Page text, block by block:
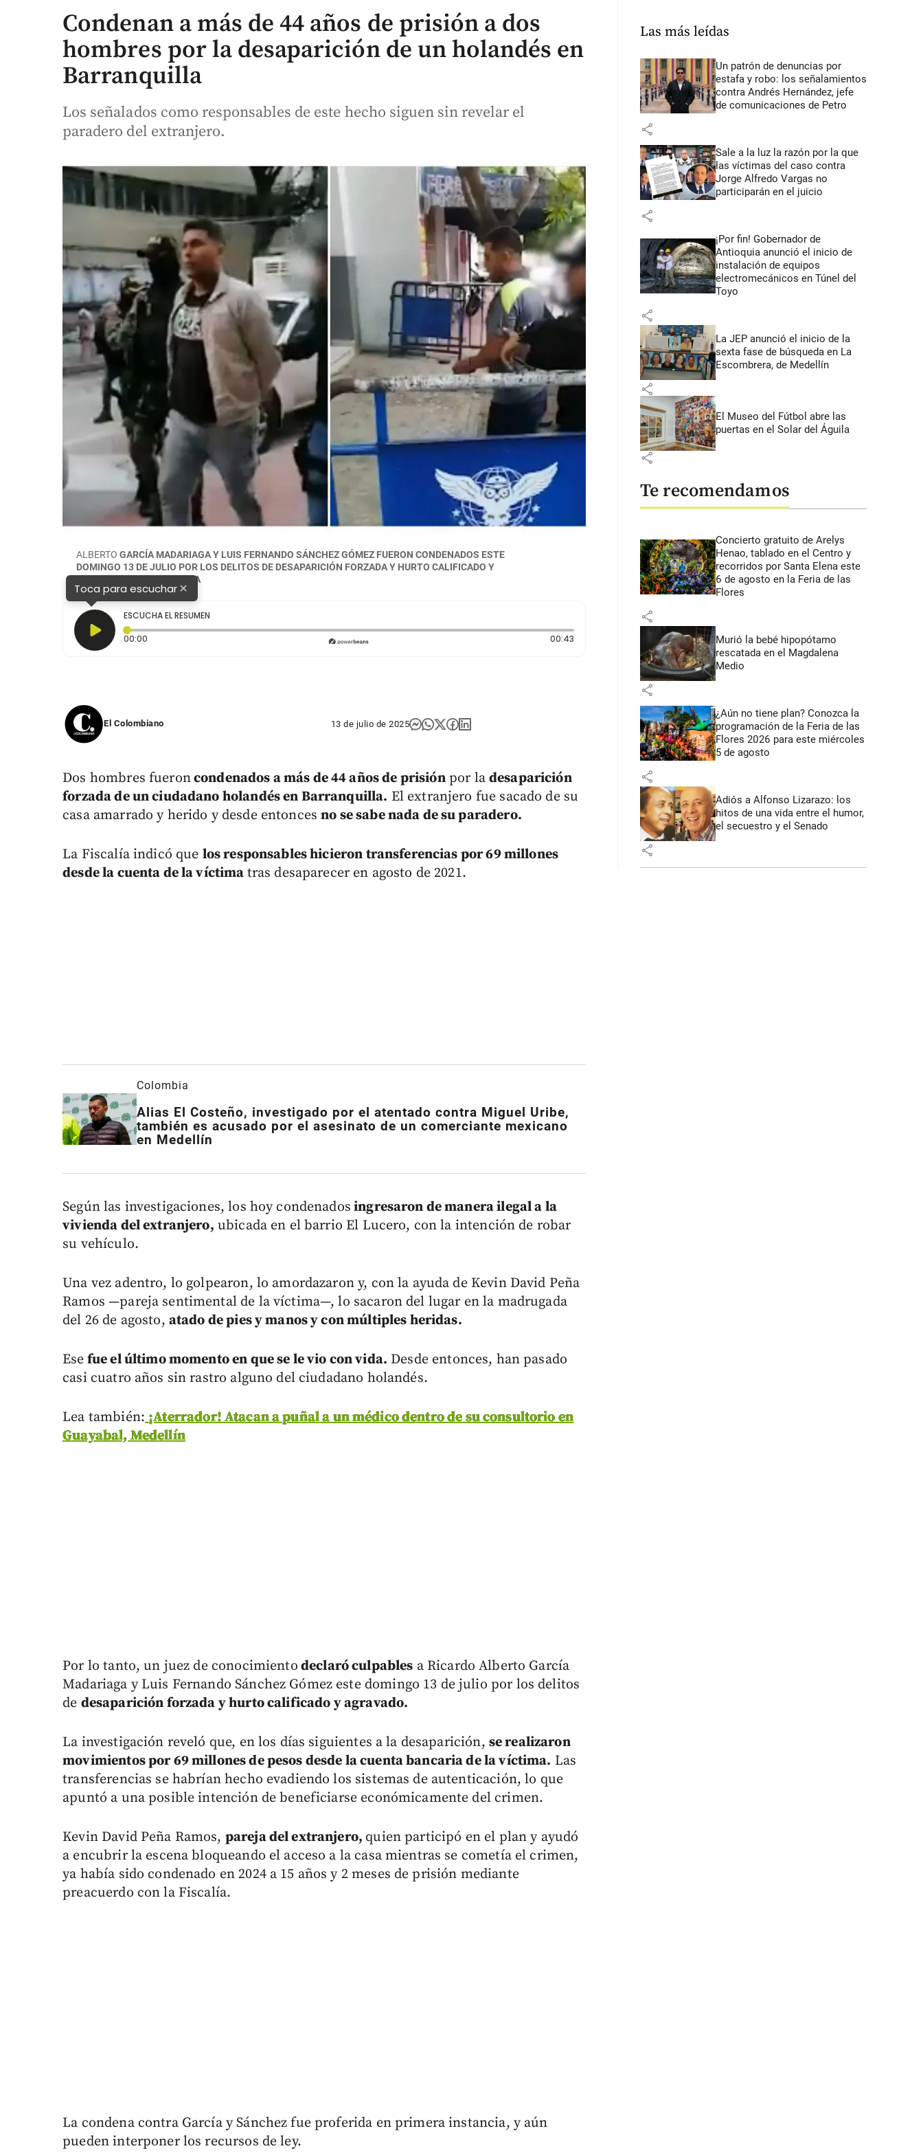
Condenan a más de 44 años de prisión a dos
hombres por la desaparición de un holandés en
Barranquilla
Los señalados como responsables de este hecho siguen sin revelar el
paradero del extranjero.
ALBERTO GARCÍA MADARIAGA Y LUIS FERNANDO SÁNCHEZ GÓMEZ FUERON CONDENADOS ESTE
DOMINGO 13 DE JULIO POR LOS DELITOS DE DESAPARICIÓN FORZADA Y HURTO CALIFICADO Y
AGRAVADO. FOTO: FISCALIA
Toca para escuchar×
ESCUCHA EL RESUMEN
00:00
00:43Duración: 43 segundos
El Colombiano 13 de julio de 2025
Dos hombres fueroncondenados a más de 44 años de prisiónpor la desaparición
forzada de un ciudadano holandés en Barranquilla. El extranjero fue sacado de su
casa amarrado y herido y desde entoncesno se sabe nada de su paradero.
La Fiscalía indicó que los responsables hicieron transferencias por 69 millones
desde la cuenta de la víctima tras desaparecer en agosto de 2021.
Colombia
Alias El Costeño, investigado por el atentado contra Miguel Uribe,
también es acusado por el asesinato de un comerciante mexicano
en Medellín
Según las investigaciones, los hoy condenados ingresaron de manera ilegal a la
vivienda del extranjero, ubicada en el barrio El Lucero, con la intención de robar
su vehículo.
Una vez adentro, lo golpearon, lo amordazaron y, con la ayuda de Kevin David Peña
Ramos —pareja sentimental de la víctima—, lo sacaron del lugar en la madrugada
del 26 de agosto, atado de pies y manos y con múltiples heridas.
Ese fue el último momento en que se le vio con vida. Desde entonces, han pasado
casi cuatro años sin rastro alguno del ciudadano holandés.
Lea también: ¡Aterrador! Atacan a puñal a un médico dentro de su consultorio en
Guayabal, Medellín
Por lo tanto, un juez de conocimiento declaró culpables a Ricardo Alberto García
Madariaga y Luis Fernando Sánchez Gómez este domingo 13 de julio por los delitos
de desaparición forzada y hurto calificado y agravado.
La investigación reveló que, en los días siguientes a la desaparición, se realizaron
movimientos por 69 millones de pesos desde la cuenta bancaria de la víctima. Las
transferencias se habrían hecho evadiendo los sistemas de autenticación, lo que
apuntó a una posible intención de beneficiarse económicamente del crimen.
Kevin David Peña Ramos, pareja del extranjero, quien participó en el plan y ayudó
a encubrir la escena bloqueando el acceso a la casa mientras se cometía el crimen,
ya había sido condenado en 2024 a 15 años y 2 meses de prisión mediante
preacuerdo con la Fiscalía.
La condena contra García y Sánchez fue proferida en primera instancia, y aún
pueden interponer los recursos de ley.
Las más leídas
Un patrón de denuncias por
estafa y robo: los señalamientos
contra Andrés Hernández, jefe
de comunicaciones de Petro
share
Sale a la luz la razón por la que
las víctimas del caso contra
Jorge Alfredo Vargas no
participarán en el juicio
share
¡Por fin! Gobernador de
Antioquia anunció el inicio de
instalación de equipos
electromecánicos en Túnel del
Toyo
share
La JEP anunció el inicio de la
sexta fase de búsqueda en La
Escombrera, de Medellín
share
El Museo del Fútbol abre las
puertas en el Solar del Águila
share
Te recomendamos
Concierto gratuito de Arelys
Henao, tablado en el Centro y
recorridos por Santa Elena este
6 de agosto en la Feria de las
Flores
share
Murió la bebé hipopótamo
rescatada en el Magdalena
Medio
share
¿Aún no tiene plan? Conozca la
programación de la Feria de las
Flores 2026 para este miércoles
5 de agosto
share
Adiós a Alfonso Lizarazo: los
hitos de una vida entre el humor,
el secuestro y el Senado
share